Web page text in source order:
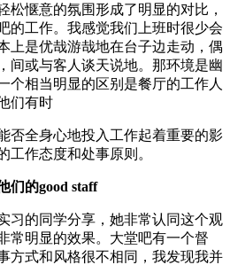
松惬意的氛围形成了明显的对比，
的工作。我感觉我们上班时很少会
上是优哉游哉地在台子边走动，偶
间或与客人谈天说地。那环境是幽
个相当明显的区别是餐厅的工作人
们有时
否全身心地投入工作起着重要的影
工作态度和处事原则。
们的good staff
习的同学分享，她非常认同这个观
常明显的效果。大堂吧有一个督
方式和风格很不相同，我发现我并